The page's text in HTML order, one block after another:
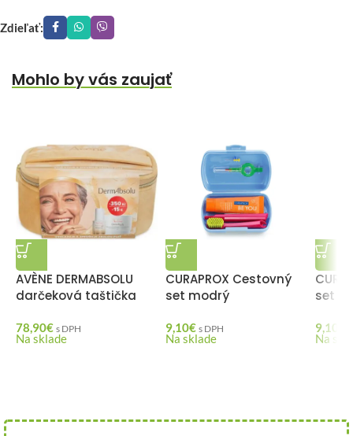
Zdieľať:
Mohlo by vás zaujať
AVÈNE DERMABSOLU
darčeková taštička
78,90€ s DPH
Na sklade
CURAPROX Cestovný
set modrý
9,10€ s DPH
Na sklade
set
9,10
Na